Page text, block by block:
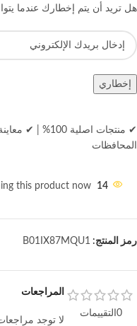
هل تريد أن يتم إخطارك عندما
إخطاري
✔ منتجات اصلية 100% ✔
المحافظات
14
this product now!
رمز المنتج: B01IX87MQU1
0التقييمات
المراجعات
لا توجد